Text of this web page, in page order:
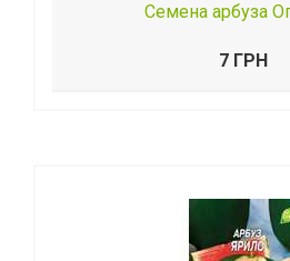
Семена арбуза
7 ГРН